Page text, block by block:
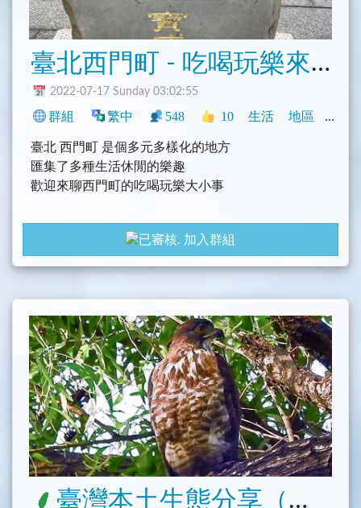
臺北西門町 - 吃喝玩樂來𨑨迌
2022-07-17 Sunday 03:02:55
群組 繁中 548 10 生活 地區 臺灣
臺北 西門町 是個多元多樣化的地方
匯集了多種生活休閒的樂趣
歡迎來聊西門町的吃喝玩樂大小事
加入群組
臺灣本土生態分享（各環保、動保、植保、海保寶寶退散）